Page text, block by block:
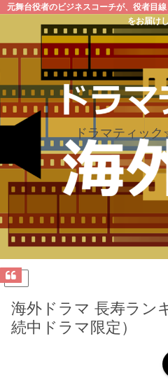
元舞台役者のビジネスコーチが、役者目
をお届け
ドラマティッ
PR
海外ドラマ 長寿ラン
続中ドラマ限定）